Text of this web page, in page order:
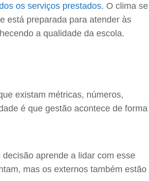
os serviços prestados. O clima se
está preparada para atender às
a qualidade da escola.
existam métricas, números,
é que gestão acontece de forma
aprende a lidar com esse
mas os externos também estão